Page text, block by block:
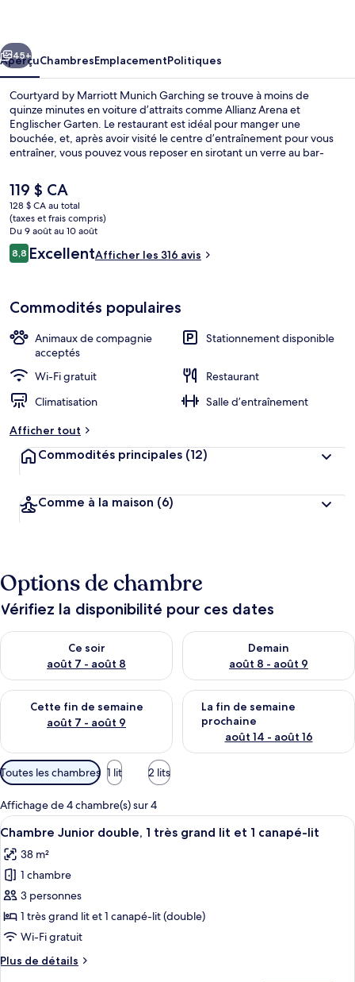
Munich
Garching
Suivant
45+
AperçuChambresEmplacementPolitiques
Courtyard by Marriott Munich Garching se trouve à moins de
quinze minutes en voiture d’attraits comme Allianz Arena et
Englischer Garten. Le restaurant est idéal pour manger une
bouchée, et, après avoir visité le centre d’entraînement pour vous
entraîner, vous pouvez vous reposer en sirotant un verre au bar-
autres voyageurs adorent le personnel serviable. L’hébergement se
situe à quelques minutes de marche du transport en commun :
Station de métro Garching-Forschungszentrum se trouve
à 2 minutes.
Le
prix
actuel
est
de 119 $ CA
119 $ CA
128 $ CA au total
(taxes et frais compris)
Du 9 août au 10 août
Avis
8,88,8 sur 10 –
ExcellentAfficher les 316 avis
Commodités populaires
Animaux de compagnie
acceptés
Stationnement disponible
Wi-Fi gratuit
Restaurant
Climatisation
Salle d’entraînement
Afficher tout
Commodités principales (12)
Comme à la maison (6)
Options de chambre
Vérifiez la disponibilité pour ces dates
Ce soir
août 7 - août 8
Vérifier la disponibilité pour ce soir août 7 - août 8
Demain
août 8 - août 9
Vérifier la disponibilité pour
Cette fin de semaine
août 7 - août 9
Vérifier la disponibilité pour cette fin de semaine août 7 -
La fin de semaine
prochaine
août 14 - août 16
Vérifier la disponibilité pour
Filtres
disponibles
pour
les
chambres
Toutes les chambres 1 lit 2 lits
Affichage de 4 chambre(s) sur 4
Afficher
toutes
les
photos
pour
ce
type
chambre :
Une chambre d’hôtel moderne
6
Chambre Junior double, 1 très grand lit et 1 canapé-lit
38 m²
1 chambre
3 personnes
1 très grand lit et 1 canapé-lit (double)
Wi-Fi gratuit
Plus de détails
Plus